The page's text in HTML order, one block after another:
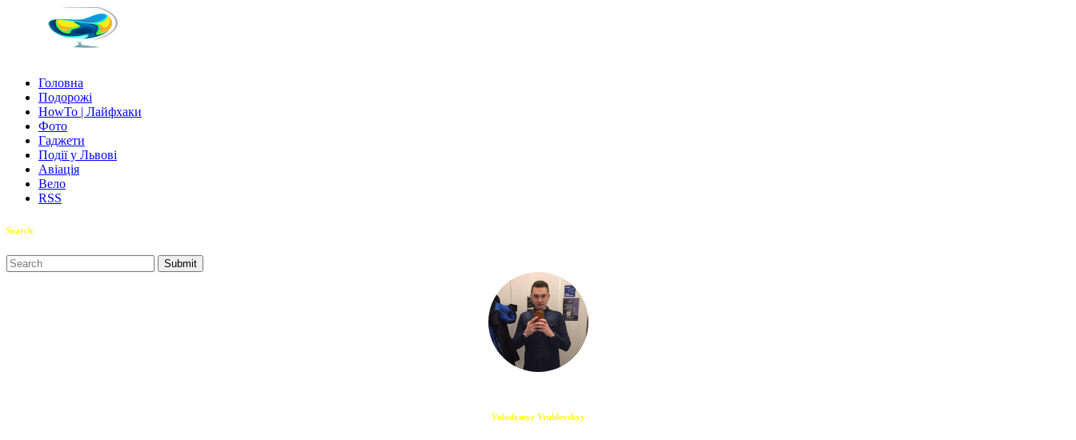
Головна
Подорожі
HowTo | Лайфхаки
Фото
Гаджети
Події у Львові
Авіація
Вело
RSS
Search
Volodymyr Vrublevskyy